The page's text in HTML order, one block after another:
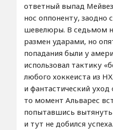
ответный выпад
нос оппоненту, заодно
шевелюры. В седьмом
размен ударами, но
попадания были у
использовал тактику
любого хоккеиста из
и фантастический уход
то момент Альварес
попытавшись
и тут не добился